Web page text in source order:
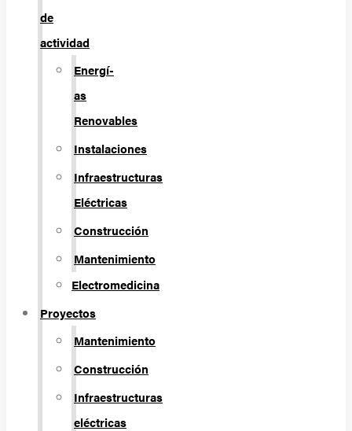
de
actividad
Energí­
as
Renovables
Instalaciones
Infraestructuras
Eléctricas
Construcción
Mantenimiento
Electromedicina
Proyectos
Mantenimiento
Construcción
Infraestructuras
eléctricas